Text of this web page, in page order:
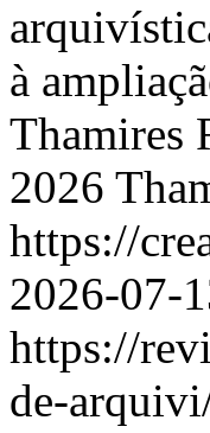
à
Thamires
2026
https://
2026-07-
https://
de-